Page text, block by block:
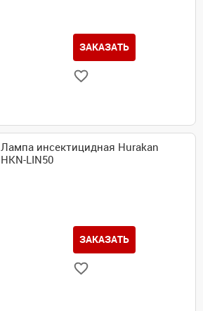
ЗАКАЗАТЬ
Лампа инсектицидная Hurakan
HKN-LIN50
ЗАКАЗАТЬ